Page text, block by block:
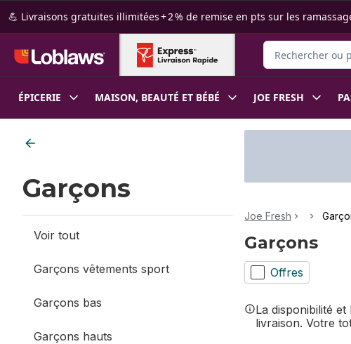
Passer au contenu principal
Passer au pied de page
💪 Livraisons gratuites illimitées + 2 % de remise en pts sur les
Rechercher des
ÉPICERIE MAISON, BEAUTÉ ET BÉBÉ JOE FRESH
Passer au filtrage du contenu
Garçons
Voir tout
Garçons vêtements sport
Garçons bas
Garçons hauts
Joe Fresh
Garçons
Offres
La disponibilité
livraison. Votre